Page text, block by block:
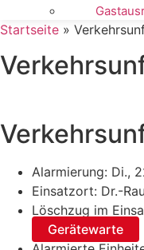
Startseite »
Alarmierung: Di.,
Einsatzort: Dr.-
Löschzug im
Gerätewarte